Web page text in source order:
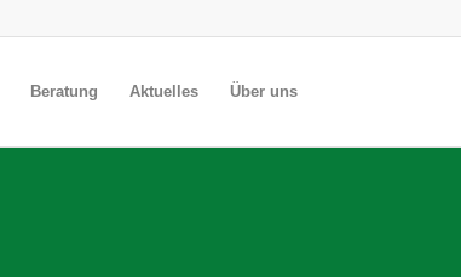
Beratung Aktuelles Über uns